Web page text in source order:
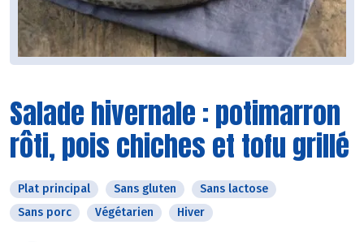
Salade hivernale : potimarron
rôti, pois chiches et tofu grillé
Plat principal Sans gluten
Sans lactose
Sans porc
Végétarien Hiver